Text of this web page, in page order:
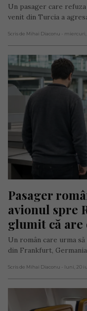
Un pasager care
venit din Turcia a
Scris de Mihai Diaconu - miercuri,
Pasager
avionul spre
glumit că are
Un român care urma
din Frankfurt,
Scris de Mihai Diaconu - luni, 20